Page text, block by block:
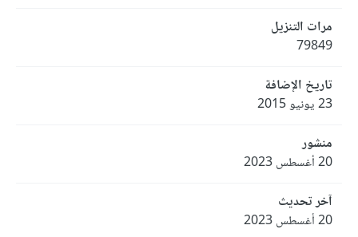
مرات التنزيل
79849
تاريخ الإضافة
23 يونيو 2015
منشور
20 أغسطس 2023
آخر تحديث
20 أغسطس 2023